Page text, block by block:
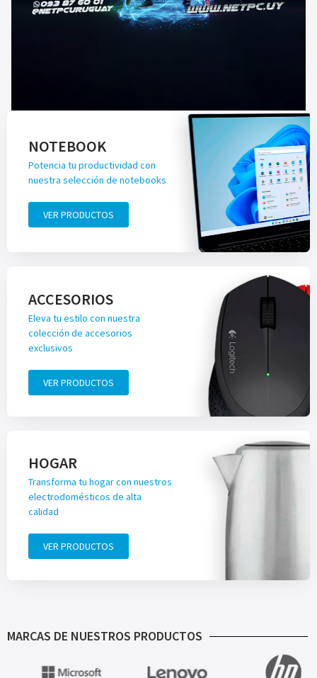
NOTEBOOK
Potencia tu productividad con
nuestra selección de notebooks
VER PRODUCTOS
ACCESORIOS
Eleva tu estilo con nuestra
colección de accesorios
exclusivos
VER PRODUCTOS
HOGAR
Transforma tu hogar con nuestros
electrodomésticos de alta
calidad
VER PRODUCTOS
MARCAS DE NUESTROS PRODUCTOS